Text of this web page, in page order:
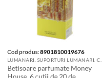
Cod produs:8901810019676
Betisoare parfumate Money
House, 6 cutii de 20 de